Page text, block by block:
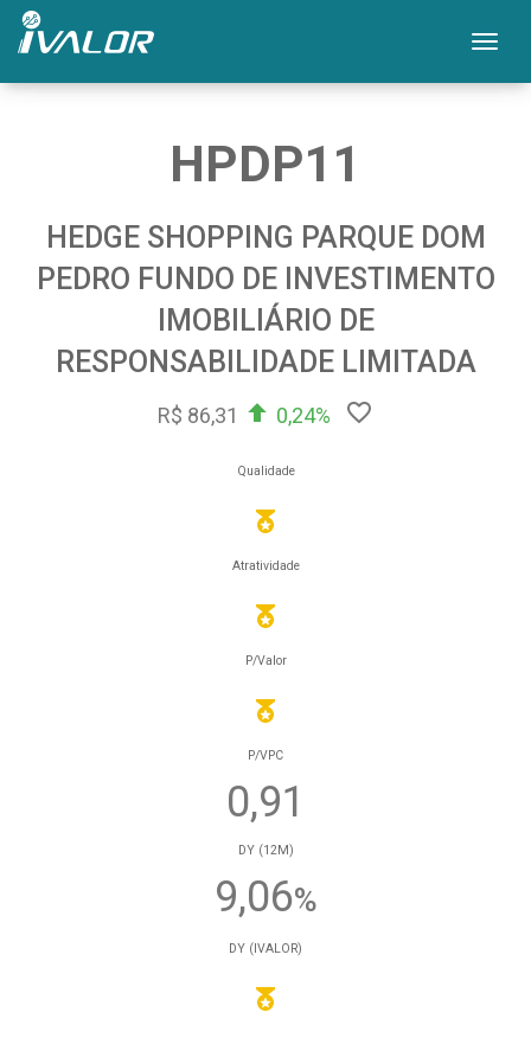
HPDP11
HEDGE SHOPPING PARQUE DOM
PEDRO FUNDO DE INVESTIMENTO
IMOBILIÁRIO DE
RESPONSABILIDADE LIMITADA
R$ 86,31 0,24%
Qualidade
Atratividade
P/Valor
P/VPC
0,91
DY (12M)
9,06%
DY (IVALOR)